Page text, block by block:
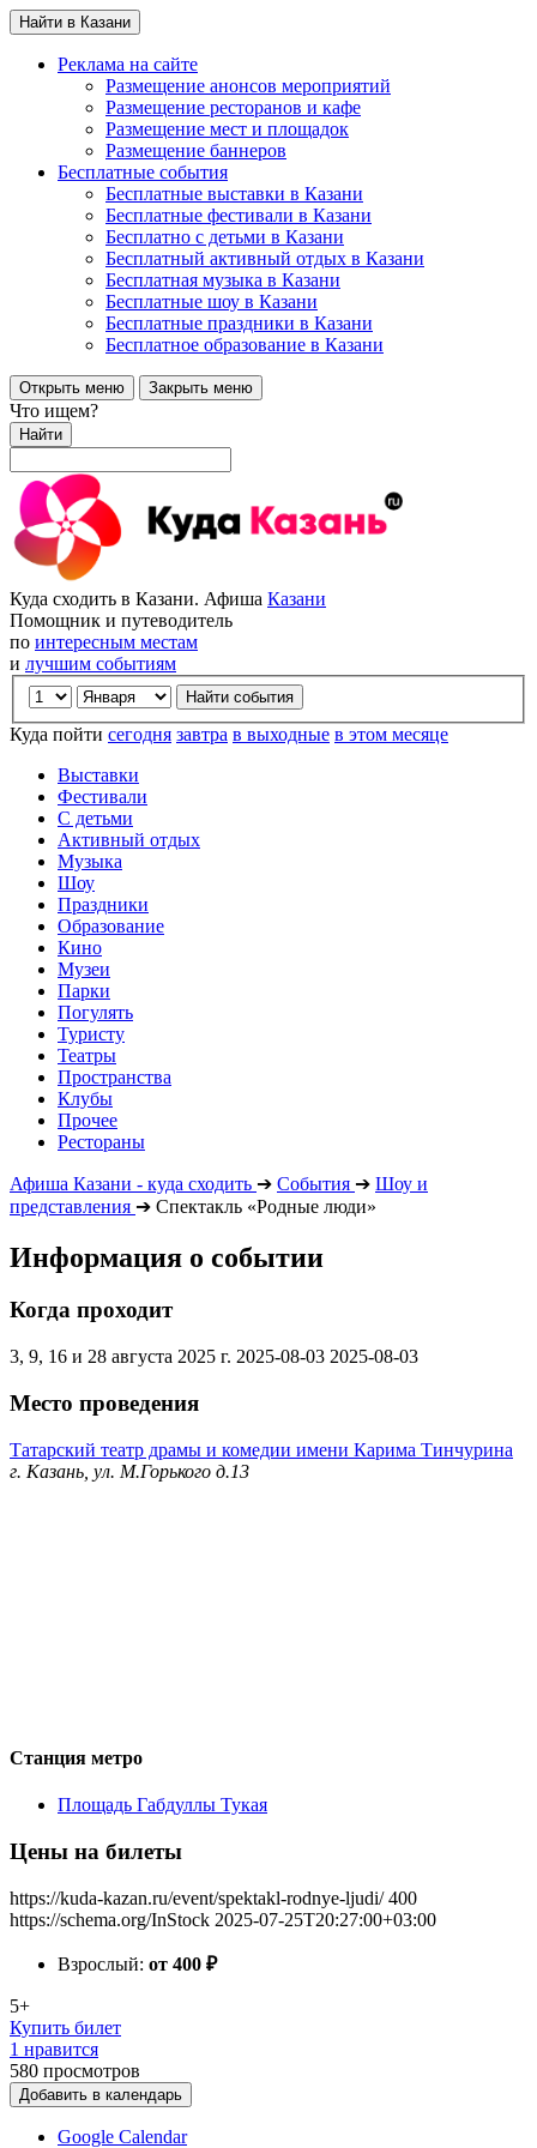
Найти в Казани
Реклама на сайте
Размещение анонсов мероприятий
Размещение ресторанов и кафе
Размещение мест и площадок
Размещение баннеров
Бесплатные события
Бесплатные выставки в Казани
Бесплатные фестивали в Казани
Бесплатно с детьми в Казани
Бесплатный активный отдых в Казани
Бесплатная музыка в Казани
Бесплатные шоу в Казани
Бесплатные праздники в Казани
Бесплатное образование в Казани
Открыть меню Закрыть меню
Что ищем?
Найти
Куда сходить в Казани. Афиша Казани
Помощник и путеводитель
по интересным местам
и лучшим событиям
Куда пойти сегодня завтра в выходные в этом месяце
Выставки
Фестивали
С детьми
Активный отдых
Музыка
Шоу
Праздники
Образование
Кино
Музеи
Парки
Погулять
Туристу
Театры
Пространства
Клубы
Прочее
Рестораны
Афиша Казани - куда сходить ➔ События ➔ Шоу и
представления ➔ Спектакль «Родные люди»
Информация о событии
Когда проходит
3, 9, 16 и 28 августа 2025 г. 2025-08-03 2025-08-03
Место проведения
Татарский театр драмы и комедии имени Карима Тинчурина
г. Казань, ул. М.Горького д.13
Станция метро
Площадь Габдуллы Тукая
Цены на билеты
https://kuda-kazan.ru/event/spektakl-rodnye-ljudi/ 400
https://schema.org/InStock 2025-07-25T20:27:00+03:00
Взрослый: от 400 ₽
5+
Купить билет
1 нравится
580 просмотров
Добавить в календарь
Google Calendar